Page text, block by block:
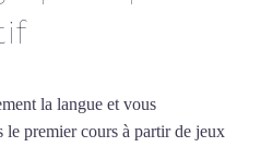
la langue et vous
le premier cours à partir de jeux